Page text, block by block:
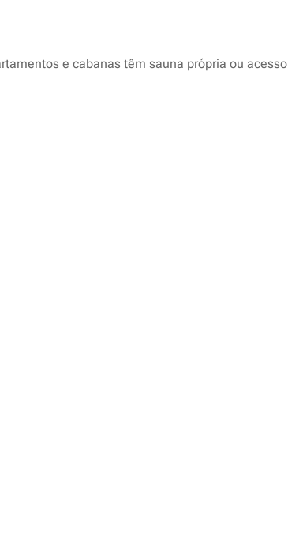
e cabanas têm sauna própria ou acesso